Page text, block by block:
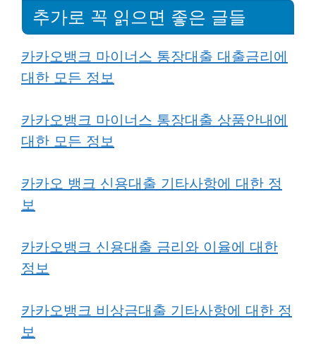
추가로 꼭 읽으면 좋은 글들
카카오뱅크 마이너스 통장대출 대출금리에
대한 모든 정보
카카오뱅크 마이너스 통장대출 상품안내에
대한 모든 정보
카카오 뱅크 신용대출 기타사항에 대한 정
보
카카오뱅크 신용대출 금리와 이율에 대한
정보
카카오뱅크 비상금대출 기타사항에 대한 정
보